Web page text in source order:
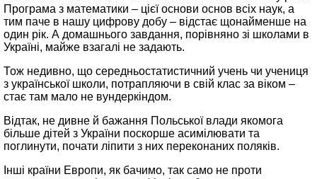
Програма з математики – цієї основи основ всіх наук, а
тим паче в нашу цифрову добу – відстає щонайменше на
один рік. А домашнього завдання, порівняно зі школами в
Україні, майже взагалі не задають.
Тож недивно, що середньостатистичний учень чи учениця
з української школи, потрапляючи в свій клас за віком –
стає там мало не вундеркіндом.
Відтак, не дивне й бажання Польської влади якомога
більше дітей з України поскорше асимілювати та
поглинути, почати ліпити з них переконаних поляків.
Інші країни Европи, як бачимо, так само не проти